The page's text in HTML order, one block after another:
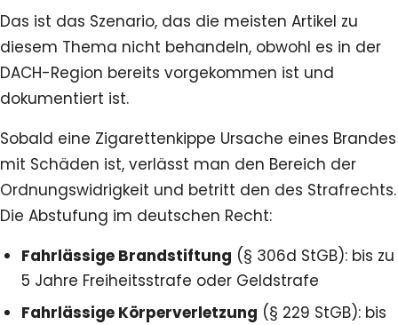
Das ist das Szenario, das die meisten Artikel zu
diesem Thema nicht behandeln, obwohl es in der
DACH-Region bereits vorgekommen ist und
dokumentiert ist.
Sobald eine Zigarettenkippe Ursache eines Brandes
mit Schäden ist, verlässt man den Bereich der
Ordnungswidrigkeit und betritt den des Strafrechts.
Die Abstufung im deutschen Recht:
Fahrlässige Brandstiftung (§ 306d StGB): bis zu
5 Jahre Freiheitsstrafe oder Geldstrafe
Fahrlässige Körperverletzung (§ 229 StGB): bis